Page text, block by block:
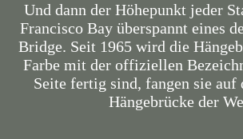
Und dann der Höhepunkt jeder
Francisco Bay überspannt eines
Bridge. Seit 1965 wird die
Farbe mit der offiziellen
Seite fertig sind, fangen sie auf
Hängebrücke der